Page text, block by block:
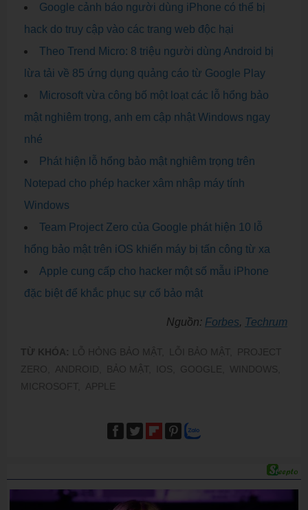
Google cảnh báo người dùng iPhone có thể bị
hack do truy cập vào các trang web độc hại
Theo Trend Micro: 8 triệu người dùng Android bị
lừa tải về 85 ứng dụng quảng cáo từ Google Play
Microsoft vừa công bố một loạt các lỗ hổng bảo
mật nghiêm trọng, anh em cập nhật Windows ngay
nhé
Phát hiện lỗ hổng bảo mật nghiêm trọng trên
Notepad cho phép hacker xâm nhập máy tính
Windows
Team Project Zero của Google phát hiện 10 lỗ
hổng bảo mật trên iOS khiến máy bị tấn công từ xa
Apple cung cấp cho hacker một số mẫu iPhone
đặc biệt để khắc phục sự cố bảo mật
Nguồn: Forbes​, Techrum
TỪ KHÓA: LỖ HỎNG BẢO MẬT, LỖI BẢO MẬT,
PROJECT
ZERO,
ANDROID, BẢO MẬT, IOS, GOOGLE,
WINDOWS,
MICROSOFT,
APPLE